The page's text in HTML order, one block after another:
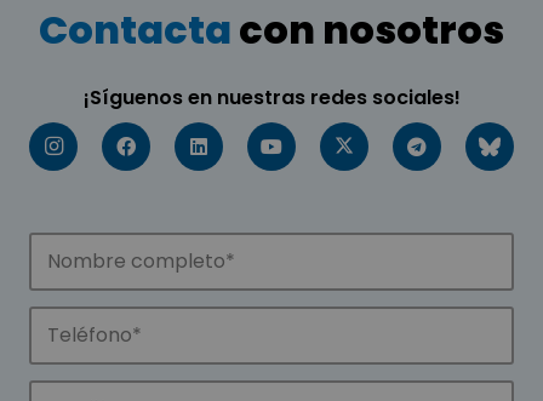
Contactacon nosotros
¡Síguenos en nuestras redes sociales!